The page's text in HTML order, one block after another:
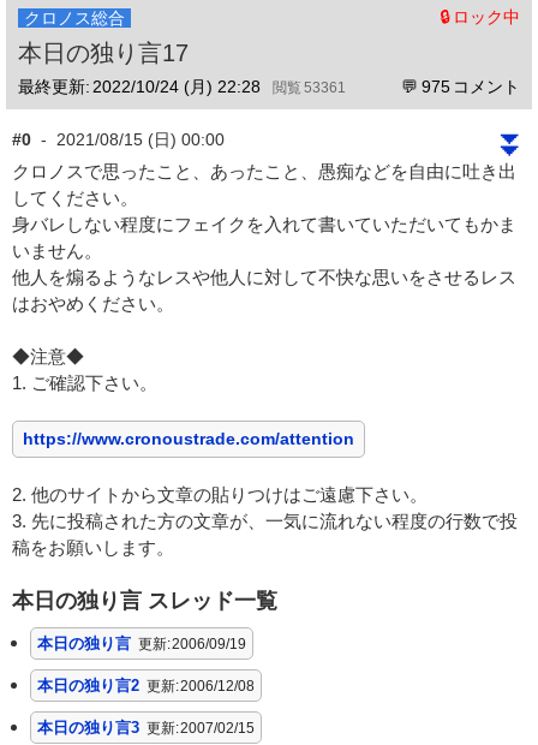
クロノス総合 ロック中
本日の独り言17
最終更新: 2022/10/24 (月) 22:28 53361 975
#0 - 2021/08/15 (日) 00:00 ⏬
クロノスで思ったこと、あったこと、愚痴などを自由に吐き出
してください。
身バレしない程度にフェイクを入れて書いていただいてもかま
いません。
他人を煽るようなレスや他人に対して不快な思いをさせるレス
はおやめください。
◆注意◆
1. ご確認下さい。
https://www.cronoustrade.com/attention
2. 他のサイトから文章の貼りつけはご遠慮下さい。
3. 先に投稿された方の文章が、一気に流れない程度の行数で投
稿をお願いします。
本日の独り言 スレッド一覧
本日の独り言 更新:2006/09/19
本日の独り言2 更新:2006/12/08
本日の独り言3 更新:2007/02/15